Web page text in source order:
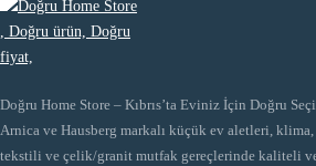
Doğru Home Store – Kıbrıs’ta Eviniz İçin Doğru
Arnica ve Hausberg markalı küçük ev aletleri,
tekstili ve çelik/granit mutfak gereçlerinde kaliteli